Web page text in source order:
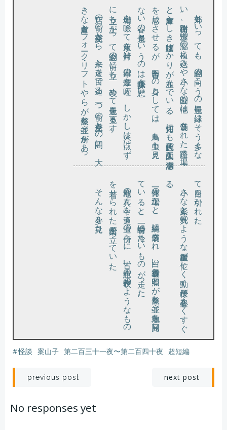
郊外と
い
っ
て
も
、金網
の向
こ
う
の景色
に緑
は
そ
う多
く
な
い。街路樹
、歩道
の脇
の植
え込
み
や小
さ
な公園
の他
は
、舗装
さ
れ
た道路
、工場
と倉庫ら
し
き建物
ば
か
り
が並
ん
で
い
る
。如何
に
も近代的
で人工的
な清潔感
を感じ
さ
せ
る
が
、田舎育
ち
の身
と
し
て
は
、鳥
も虫
も見
え
ない春
の景色
と
い
う
の
は少々気味
が悪
い
。
珈琲を啜
っ
て水筒
を片付
け
、二本目
の煙草
を咥
え
、
し
か
し火
は点
け
ず
に立ち上
が
っ
て金網
の前
に立
ち
、改
め
て景色
を見下
ろ
す
。
店の前
の交差点
か
ら
、来
た道
を目
で辿
る
。一
つ前
の交差点
と
の間
に
、大
きな倉庫
と
フ
ォー
ク・
リ
フ
ト
や
ら
が整然
と並
ぶ一角
が
あ
っ
て目
を引
か
れ
た
。
小さ
な人影
と玩具
の
よ
う
な重機
が忙
し
く動
く様子
が童心
を
く
す
ぐ
る
。
一体何の工場
か
と
、綺麗
に舗装
さ
れ
、白
い通行表示
と照明
と
が整然
と並
ぶ敷地
を見回
し
てい
る
と
、一瞬背中
に冷
た
い
も
の
が走
っ
た
。
敷地の真
ん中
を通
る道
の傍
ら
に
、古
い紺色
の作務衣
の
よ
う
な
も
の
を着せ
ら
れ
た案山子
が立
っ
て
い
た
。
そんな夢を見た。
#怪談 案山子 第二百三十一夜〜第二百四十夜 超短編
投
稿
previous post next post
No responses yet